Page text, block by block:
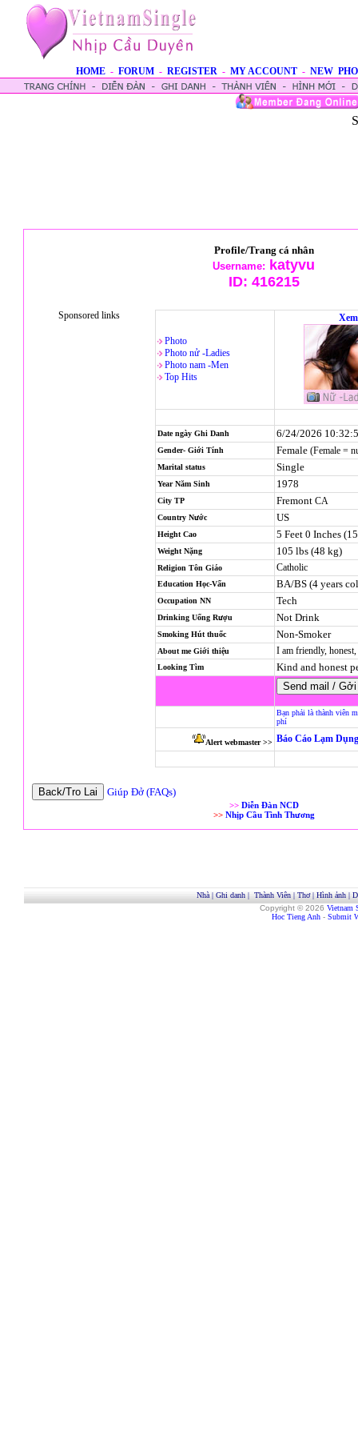
HOME - FORUM - REGISTER - MY ACCOUNT - NEW
Profile/Trang cá nhân
Username: katyvu
ID: 416215
Sponsored links
Photo
Photo nử -Ladies
Photo nam -Men
Top Hits
Date ngày Ghi Danh 6/24/2026
Gender- Giới Tính Female (Female =
Marital status Single
Year Năm Sinh 1978
City TP Fremont CA
Country Nước US
Height Cao 5 Feet 0 Inches
Weight Nặng 105 lbs (48 kg)
Religion Tôn Giáo Catholic
Education Học-Vấn BA/BS (4 years
Occupation NN Tech
Drinking Uống Rượu Not Drink
Smoking Hút thuốc Non-Smoker
About me Giới thiệu I am friendly,
Looking Tìm Kind and honest
Bạn phải là thành viên
phí
Alert webmaster >> Báo Cáo Lạm
Giúp Đở (FAQs)
>> Diễn Đàn NCD
>> Nhịp Cầu Tình Thương
Nhà| Ghi danh| Thành Viên| Thơ| Hình ảnh|
Copyright © 2026 Vietnam
Hoc Tieng Anh - Submit